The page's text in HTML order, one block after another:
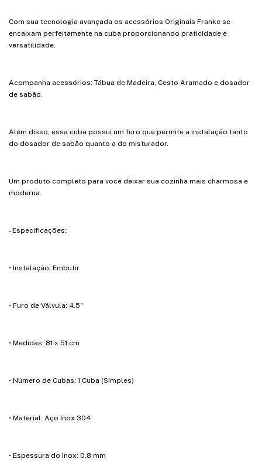
Com sua tecnologia avançada os acessórios Originais Franke se
encaixam perfeitamente na cuba proporcionando praticidade e
versatilidade.
Acompanha acessórios: Tábua de Madeira, Cesto Aramado e dosador
de sabão.
Além disso, essa cuba possui um furo que permite a instalação tanto
do dosador de sabão quanto a do misturador.
Um produto completo para você deixar sua cozinha mais charmosa e
moderna.
- Especificações:
• Instalação: Embutir
• Furo de Válvula: 4,5"
• Medidas: 81 x 51 cm
• Número de Cubas: 1 Cuba (Simples)
• Material: Aço Inox 304
• Espessura do Inox: 0,8 mm